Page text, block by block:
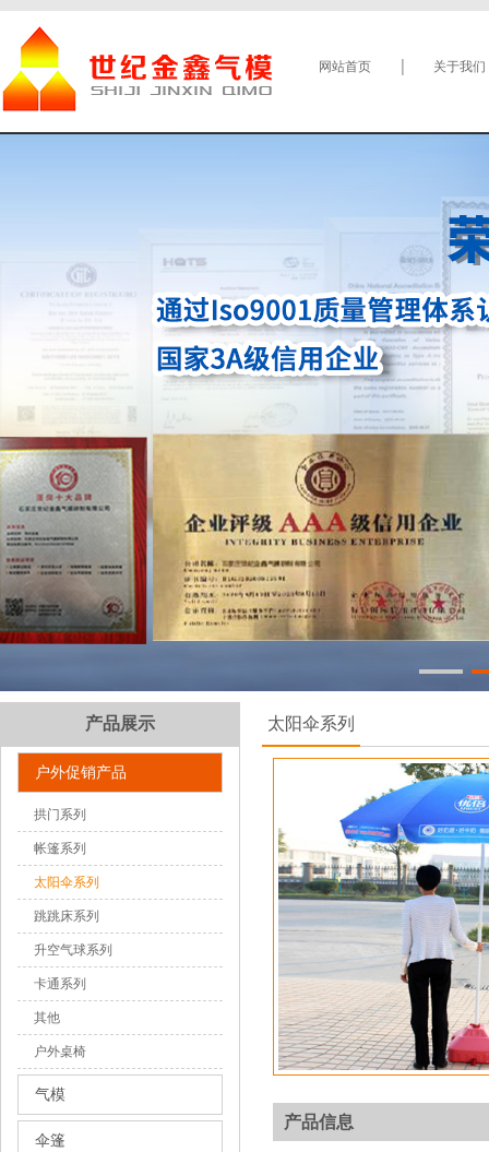
网站首页 关于我们
产品展示
户外促销产品
拱门系列
帐篷系列
太阳伞系列
跳跳床系列
升空气球系列
卡通系列
其他
户外桌椅
气模
伞篷
太阳伞系列
产品信息